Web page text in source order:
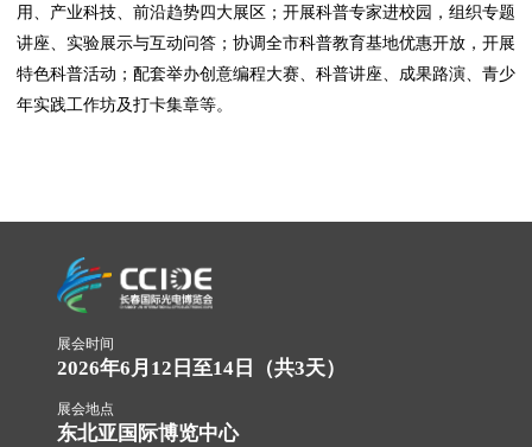
用、产业科技、前沿趋势四大展区；开展科普专家进校园，组织专题
讲座、实验展示与互动问答；协调全市科普教育基地优惠开放，开展
特色科普活动；配套举办创意编程大赛、科普讲座、成果路演、青少
年实践工作坊及打卡集章等。
展会时间
2026年6月12日至14日（共3天）
展会地点
东北亚国际博览中心